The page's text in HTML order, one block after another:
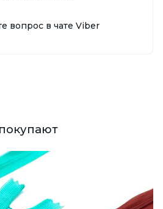
вопрос в чате Viber